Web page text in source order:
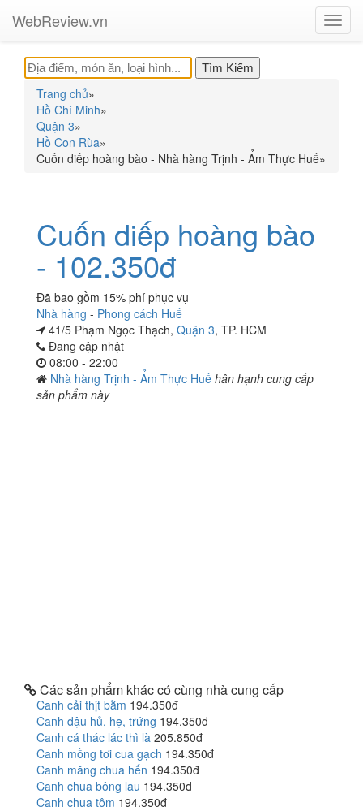
WebReview.vn
Trang chủ»
Hồ Chí Minh»
Quận 3»
Hồ Con Rùa»
Cuốn diếp hoàng bào - Nhà hàng Trịnh - Ẩm Thực Huế»
Cuốn diếp hoàng bào
- 102.350đ
Đã bao gồm 15% phí phục vụ
Nhà hàng - Phong cách Huế
41/5 Phạm Ngọc Thạch, Quận 3, TP. HCM
Đang cập nhật
08:00 - 22:00
Nhà hàng Trịnh - Ẩm Thực Huế hân hạnh cung cấp
sản phẩm này
Các sản phẩm khác có cùng nhà cung cấp
Canh cải thịt bằm 194.350đ
Canh đậu hủ, hẹ, trứng 194.350đ
Canh cá thác lác thì là 205.850đ
Canh mồng tơi cua gạch 194.350đ
Canh măng chua hến 194.350đ
Canh chua bông lau 194.350đ
Canh chua tôm 194.350đ